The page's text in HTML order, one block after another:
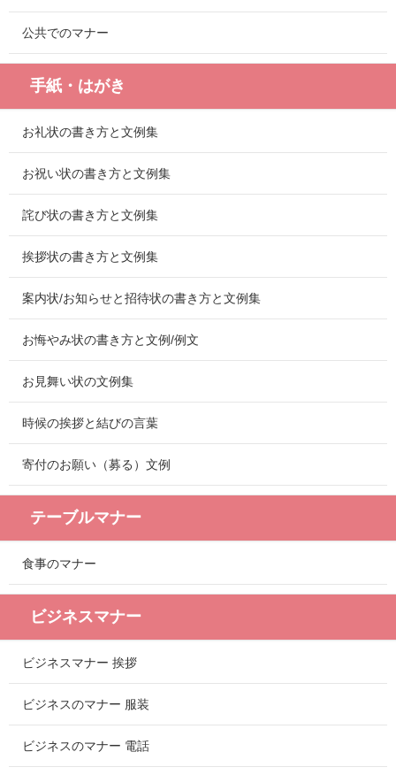
公共でのマナー
手紙・はがき
お礼状の書き方と文例集
お祝い状の書き方と文例集
詫び状の書き方と文例集
挨拶状の書き方と文例集
案内状/お知らせと招待状の書き方と文例集
お悔やみ状の書き方と文例/例文
お見舞い状の文例集
時候の挨拶と結びの言葉
寄付のお願い（募る）文例
テーブルマナー
食事のマナー
ビジネスマナー
ビジネスマナー 挨拶
ビジネスのマナー 服装
ビジネスのマナー 電話